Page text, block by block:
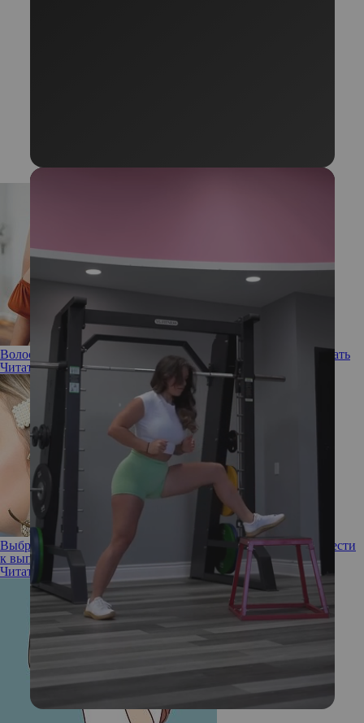
Волосы, которые старят: как они выглядят и что с ними делать
Читать полностью
Выбросьте немедленно! 5 аксессуаров, которые могут привести
к выпадению волос
Читать полностью